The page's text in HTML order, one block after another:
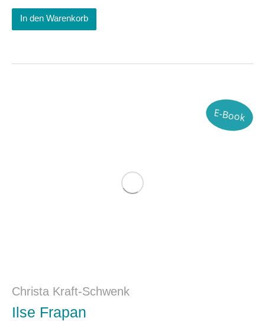
In den Warenkorb
E-Book
Christa Kraft-Schwenk
Ilse Frapan